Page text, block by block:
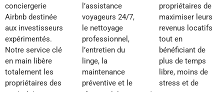
conciergerie
Airbnb destinée
aux investisseurs
expérimentés.
Notre service clé
en main libère
totalement les
propriétaires des
l’assistance
voyageurs 24/7,
le nettoyage
professionnel,
l’entretien du
linge, la
maintenance
préventive et le
propriétaires de
maximiser leurs
revenus locatifs
tout en
bénéficiant de
plus de temps
libre, moins de
stress et de